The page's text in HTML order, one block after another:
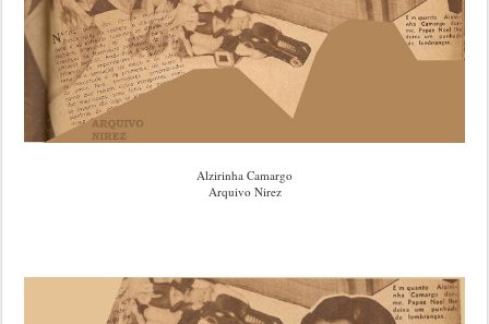
Alzirinha Camargo
Arquivo Nirez